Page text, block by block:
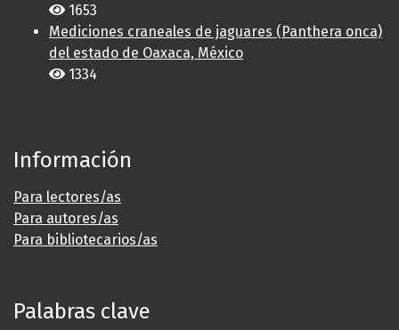
1653
Mediciones craneales de jaguares (Panthera onca)
del estado de Oaxaca, México
1334
Información
Para lectores/as
Para autores/as
Para bibliotecarios/as
Palabras clave